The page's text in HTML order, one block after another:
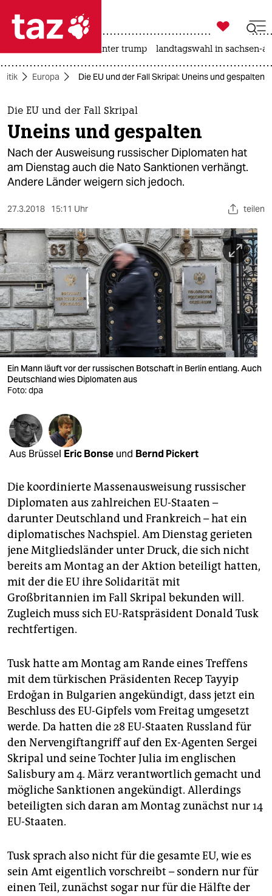
 taz zahl ich
taz zahl ich
themen
politik
öko
sport
berlin
nord
wahrheit
verlag
verlag
shop
fragen & hilfe
abo
genossenschaft
epaper login

taz zahl ich
usa unter trump landtagswahl in sachsen-
Europa Die EU und der Fall Skripal: Uneins und gespalten
Die EU und der Fall Skripal
Uneins und gespalten
Nach der Ausweisung russischer Diplomaten hat
am Dienstag auch die Nato Sanktionen verhängt.
Andere Länder weigern sich jedoch.
27.3.2018 15:11 Uhr teilen
Ein Mann läuft vor der russischen Botschaft in Berlin entlang. Auch
Deutschland wies Diplomaten aus
Foto: dpa
Aus Brüssel Eric Bonse und Bernd Pickert
Die koordinierte Massenausweisung russischer
Diplomaten aus zahlreichen EU-Staaten –
darunter Deutschland und Frankreich – hat ein
diplomatisches Nachspiel. Am Dienstag gerieten
jene Mitgliedsländer unter Druck, die sich nicht
bereits am Montag an der Aktion beteiligt hatten,
mit der die EU ihre Solidarität mit
Großbritannien im Fall Skripal bekunden will.
Zugleich muss sich EU-Ratspräsident Donald Tusk
rechtfertigen.
Tusk hatte am Montag am Rande eines Treffens
mit dem türkischen Präsidenten Recep Tayyip
Erdoğan in Bulgarien angekündigt, dass jetzt ein
Beschluss des EU-Gipfels vom Freitag umgesetzt
werde. Da hatten die 28 EU-Staaten Russland für
den Nervengiftangriff auf den Ex-Agenten Sergei
Skripal und seine Tochter Julia im englischen
Salisbury am 4. März verantwortlich gemacht und
mögliche Sanktionen angekündigt. Allerdings
beteiligten sich daran am Montag zunächst nur 14
EU-Staaten.
Tusk sprach also nicht für die gesamte EU, wie es
sein Amt eigentlich vorschreibt – sondern nur für
einen Teil, zunächst sogar nur für die Hälfte der